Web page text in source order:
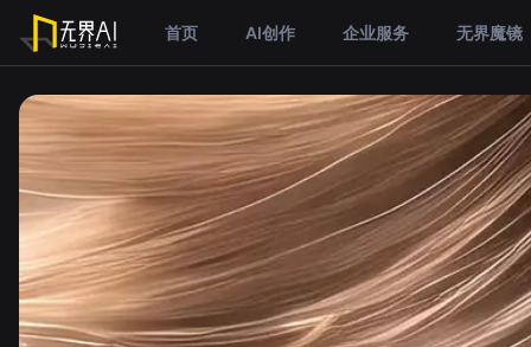
首页 AI创作 企业服务 无界魔镜